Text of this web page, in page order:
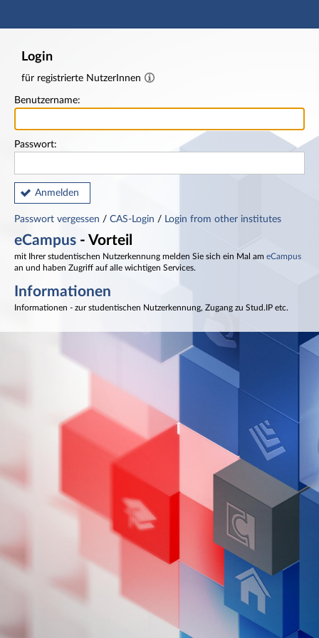
Hauptnavigation
Login
für registrierte NutzerInnen
Benutzername:
Passwort:
Anmelden
Passwort vergessen / CAS-Login / Login from other institutes
eCampus - Vorteil
mit Ihrer studentischen Nutzerkennung melden Sie sich ein Mal am eCampus
an und haben Zugriff auf alle wichtigen Services.
Informationen
Informationen - zur studentischen Nutzerkennung, Zugang zu Stud.IP etc.